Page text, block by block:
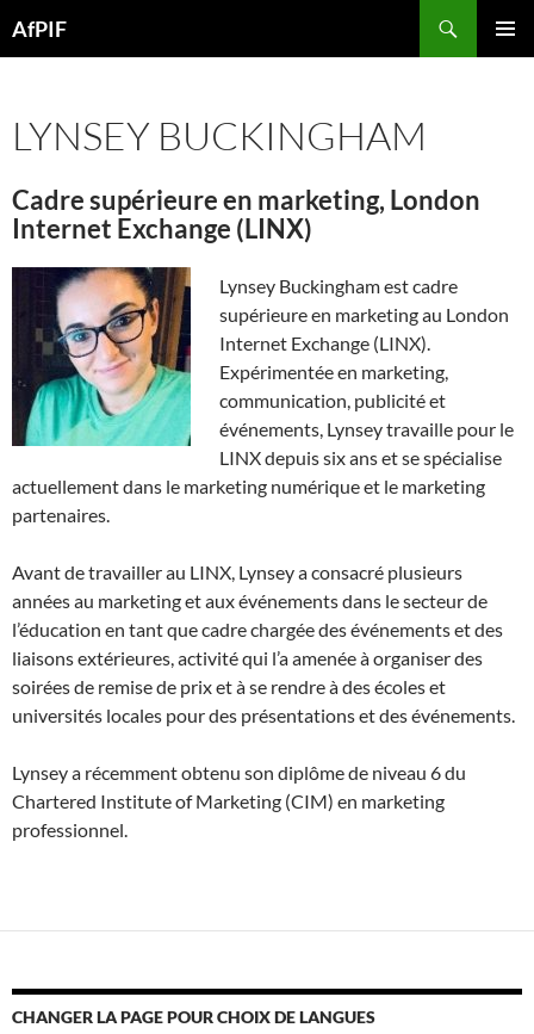
toAfPIF
LYNSEY BUCKINGHAM
Cadre supérieure en marketing, London
Internet Exchange (LINX)
Lynsey Buckingham est cadre
supérieure en marketing au London
Internet Exchange (LINX).
Expérimentée en marketing,
communication, publicité et
événements, Lynsey travaille pour le
LINX depuis six ans et se spécialise
actuellement dans le marketing numérique et le marketing
partenaires.
Avant de travailler au LINX, Lynsey a consacré plusieurs
années au marketing et aux événements dans le secteur de
l’éducation en tant que cadre chargée des événements et des
liaisons extérieures, activité qui l’a amenée à organiser des
soirées de remise de prix et à se rendre à des écoles et
universités locales pour des présentations et des événements.
Lynsey a récemment obtenu son diplôme de niveau 6 du
Chartered Institute of Marketing (CIM) en marketing
professionnel.
CHANGER LA PAGE POUR CHOIX DE LANGUES